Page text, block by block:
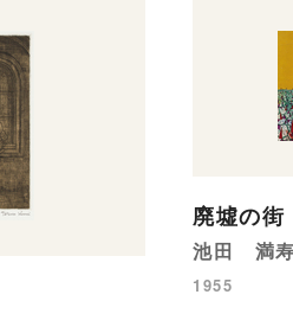
廃墟の街
池田 満
1955